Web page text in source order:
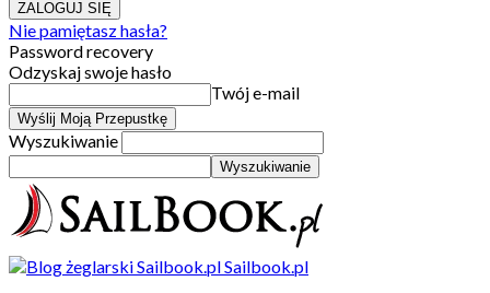
Nie pamiętasz hasła?
Password recovery
Odzyskaj swoje hasło
Twój e-mail
Wyszukiwanie
Sailbook.pl